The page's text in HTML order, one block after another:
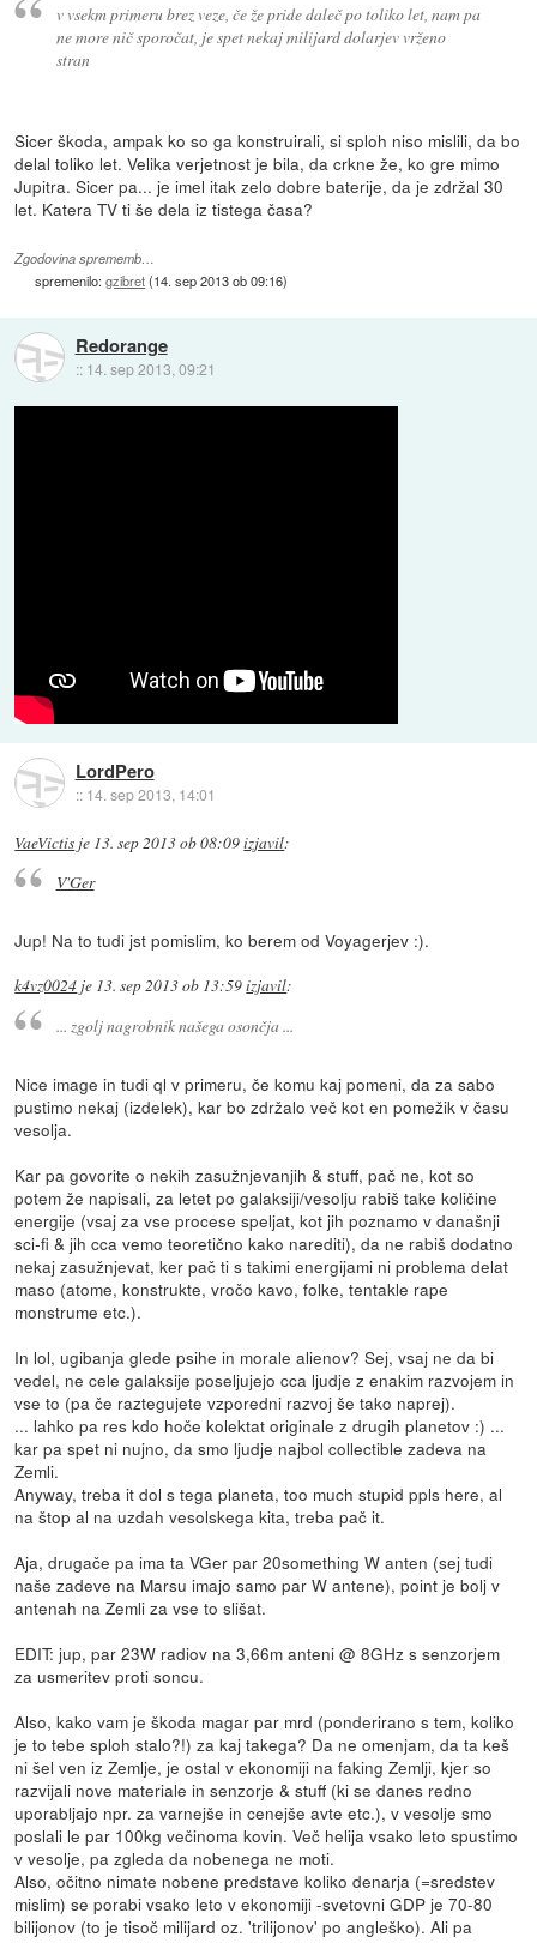
v vsekm primeru brez veze, če že pride daleč po toliko let, nam pa
ne more nič sporočat, je spet nekaj milijard dolarjev vrženo
stran
Sicer škoda, ampak ko so ga konstruirali, si sploh niso mislili, da bo
delal toliko let. Velika verjetnost je bila, da crkne že, ko gre mimo
Jupitra. Sicer pa... je imel itak zelo dobre baterije, da je zdržal 30
let. Katera TV ti še dela iz tistega časa?
Zgodovina sprememb…
spremenilo:gzibret(14. sep 2013 ob 09:16)
Redorange
:: 14. sep 2013, 09:21
LordPero
:: 14. sep 2013, 14:01
VaeVictis je 13. sep 2013 ob 08:09izjavil:
V'Ger
Jup! Na to tudi jst pomislim, ko berem od Voyagerjev :).
k4vz0024 je 13. sep 2013 ob 13:59izjavil:
... zgolj nagrobnik našega osončja ...
Nice image in tudi ql v primeru, če komu kaj pomeni, da za sabo
pustimo nekaj (izdelek), kar bo zdržalo več kot en pomežik v času
vesolja.
Kar pa govorite o nekih zasužnjevanjih & stuff, pač ne, kot so
potem že napisali, za letet po galaksiji/vesolju rabiš take količine
energije (vsaj za vse procese speljat, kot jih poznamo v današnji
sci-fi & jih cca vemo teoretično kako narediti), da ne rabiš dodatno
nekaj zasužnjevat, ker pač ti s takimi energijami ni problema delat
maso (atome, konstrukte, vročo kavo, folke, tentakle rape
monstrume etc.).
In lol, ugibanja glede psihe in morale alienov? Sej, vsaj ne da bi
vedel, ne cele galaksije poseljujejo cca ljudje z enakim razvojem in
vse to (pa če raztegujete vzporedni razvoj še tako naprej).
... lahko pa res kdo hoče kolektat originale z drugih planetov :) ...
kar pa spet ni nujno, da smo ljudje najbol collectible zadeva na
Zemli.
Anyway, treba it dol s tega planeta, too much stupid ppls here, al
na štop al na uzdah vesolskega kita, treba pač it.
Aja, drugače pa ima ta VGer par 20something W anten (sej tudi
naše zadeve na Marsu imajo samo par W antene), point je bolj v
antenah na Zemli za vse to slišat.
EDIT: jup, par 23W radiov na 3,66m anteni @ 8GHz s senzorjem
za usmeritev proti soncu.
Also, kako vam je škoda magar par mrd (ponderirano s tem, koliko
je to tebe sploh stalo?!) za kaj takega? Da ne omenjam, da ta keš
ni šel ven iz Zemlje, je ostal v ekonomiji na faking Zemlji, kjer so
razvijali nove materiale in senzorje & stuff (ki se danes redno
uporabljajo npr. za varnejše in cenejše avte etc.), v vesolje smo
poslali le par 100kg večinoma kovin. Več helija vsako leto spustimo
v vesolje, pa zgleda da nobenega ne moti.
Also, očitno nimate nobene predstave koliko denarja (=sredstev
mislim) se porabi vsako leto v ekonomiji -svetovni GDP je 70-80
bilijonov (to je tisoč milijard oz. 'trilijonov' po angleško). Ali pa